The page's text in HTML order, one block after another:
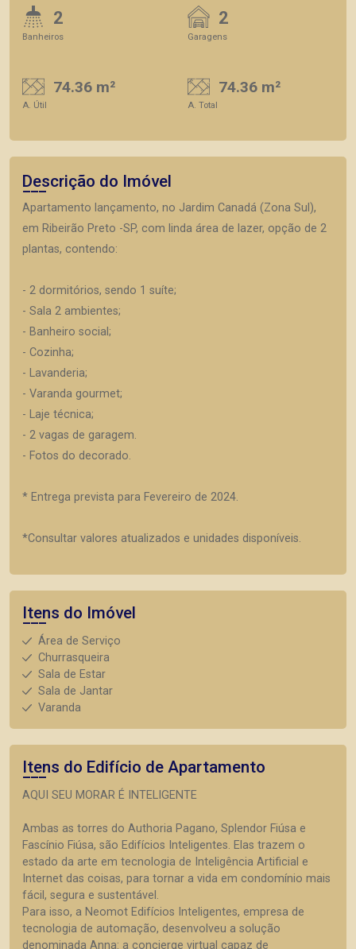
2
Banheiros
2
Garagens
74.36 m²
A. Útil
74.36 m²
A. Total
Descrição do Imóvel
Apartamento lançamento, no Jardim Canadá (Zona Sul),
em Ribeirão Preto -SP, com linda área de lazer, opção de 2
plantas, contendo:
- 2 dormitórios, sendo 1 suíte;
- Sala 2 ambientes;
- Banheiro social;
- Cozinha;
- Lavanderia;
- Varanda gourmet;
- Laje técnica;
- 2 vagas de garagem.
- Fotos do decorado.
* Entrega prevista para Fevereiro de 2024.
*Consultar valores atualizados e unidades disponíveis.
Itens do Imóvel
Área de Serviço
Churrasqueira
Sala de Estar
Sala de Jantar
Varanda
Itens do Edifício de Apartamento
AQUI SEU MORAR É INTELIGENTE
Ambas as torres do Authoria Pagano, Splendor Fiúsa e
Fascínio Fiúsa, são Edifícios Inteligentes. Elas trazem o
estado da arte em tecnologia de Inteligência Artificial e
Internet das coisas, para tornar a vida em condomínio mais
fácil, segura e sustentável.
Para isso, a Neomot Edifícios Inteligentes, empresa de
tecnologia de automação, desenvolveu a solução
denominada Anna: a concierge virtual capaz de